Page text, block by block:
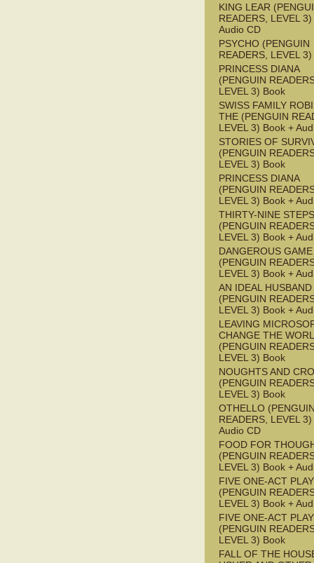
KING LEAR
READERS, LEVEL
Audio CD
PSYCHO (PENGUIN
READERS, LEVEL
PRINCESS DIANA
(PENGUIN
LEVEL 3) Book
SWISS FAMILY
THE (PENGUIN
LEVEL 3) Book +
STORIES OF
(PENGUIN
LEVEL 3) Book
PRINCESS DIANA
(PENGUIN
LEVEL 3) Book +
THIRTY-NINE
(PENGUIN
LEVEL 3) Book +
DANGEROUS GAME
(PENGUIN
LEVEL 3) Book +
AN IDEAL HUSBAND
(PENGUIN
LEVEL 3) Book +
LEAVING
CHANGE THE
(PENGUIN
LEVEL 3) Book
NOUGHTS AND
(PENGUIN
LEVEL 3) Book
OTHELLO
READERS, LEVEL
Audio CD
FOOD FOR
(PENGUIN
LEVEL 3) Book +
FIVE ONE-ACT
(PENGUIN
LEVEL 3) Book +
FIVE ONE-ACT
(PENGUIN
LEVEL 3) Book
FALL OF THE